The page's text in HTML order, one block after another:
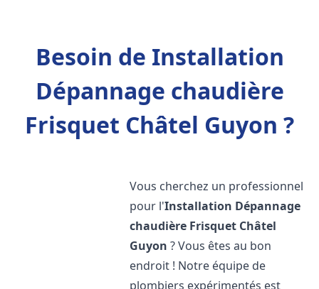
Besoin de Installation
Dépannage chaudière
Frisquet Châtel Guyon ?
Vous cherchez un professionnel
pour l'Installation Dépannage
chaudière Frisquet Châtel
Guyon ? Vous êtes au bon
endroit ! Notre équipe de
plombiers expérimentés est